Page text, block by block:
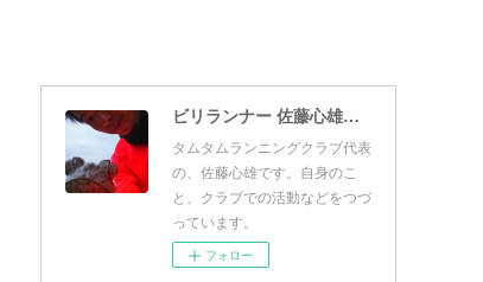
ビリランナー 佐藤心雄のタムタムブログ
タムタムランニングクラブ代表
の、佐藤心雄です。自身のこ
と、クラブでの活動などをつづ
っています。
フォロー